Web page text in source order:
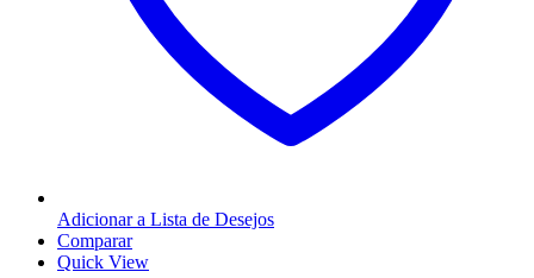
Adicionar a Lista de Desejos
Comparar
Quick View